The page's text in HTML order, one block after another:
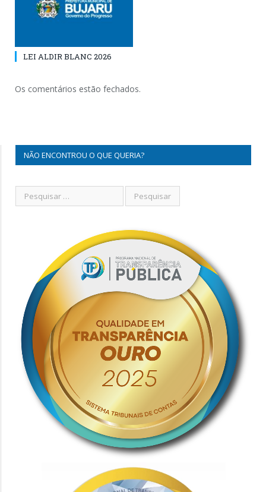
LEI ALDIR BLANC 2026
Os comentários estão fechados.
NÃO ENCONTROU O QUE QUERIA?